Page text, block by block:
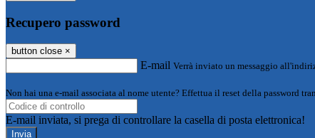
Recupero password
button close ×
E-mail Verrà inviato un messaggio
Non hai una e-mail associata al nome utente? Effettua il reset della password
E-mail inviata, si prega di controllare la casella di posta elettronica!